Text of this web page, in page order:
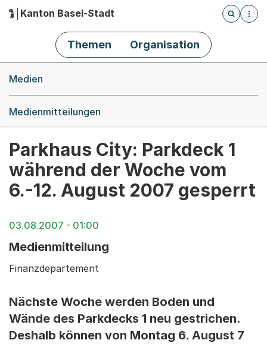
Hauptnavigation
Kanton Basel-Stadt
Öffnet
Themen Organisation
Medien
Medienmitteilungen
Parkhaus City: Parkdeck 1
während der Woche vom
6.-12. August 2007 gesperrt
03.08.2007 - 01:00
Medienmitteilung
Finanzdepartement
Nächste Woche werden Boden und
Wände des Parkdecks 1 neu gestrichen.
Deshalb können von Montag 6. August 7